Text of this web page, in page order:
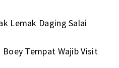
Lemak Daging Salai
Boey Tempat Wajib Visit